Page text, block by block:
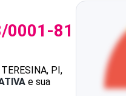
0001-81
PI,
e sua